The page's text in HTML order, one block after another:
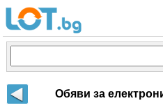
Обяви за